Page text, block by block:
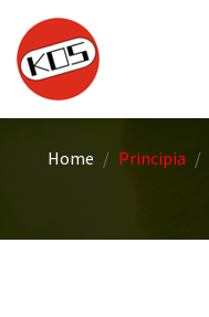
Home Principia